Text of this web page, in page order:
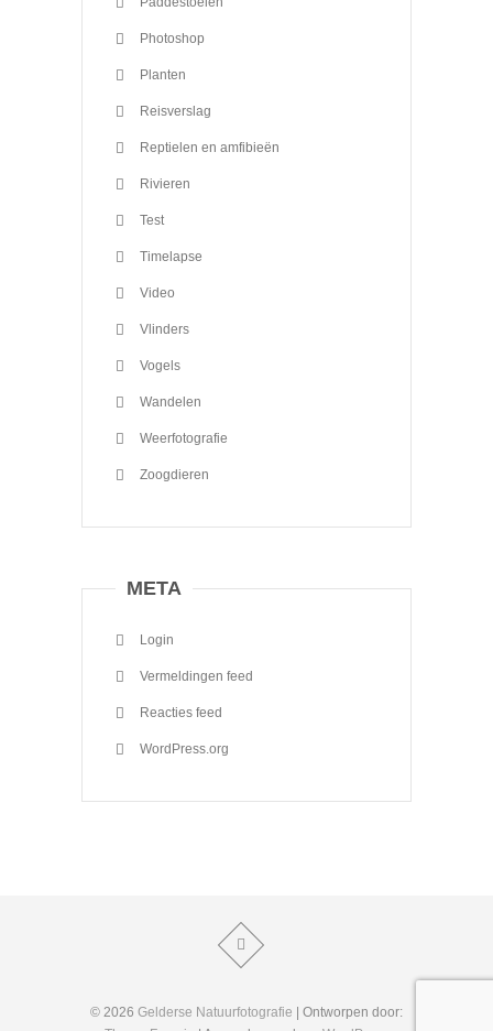
Photoshop
Planten
Reisverslag
Reptielen en amfibieën
Rivieren
Test
Timelapse
Video
Vlinders
Vogels
Wandelen
Weerfotografie
Zoogdieren
META
Login
Vermeldingen feed
Reacties feed
WordPress.org
© 2026 Gelderse Natuurfotografie | Ontworpen door: